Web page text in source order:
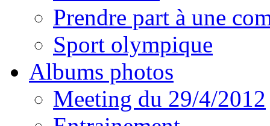
Prendre part à une
Sport olympique
Albums photos
Meeting du 29/4/2012